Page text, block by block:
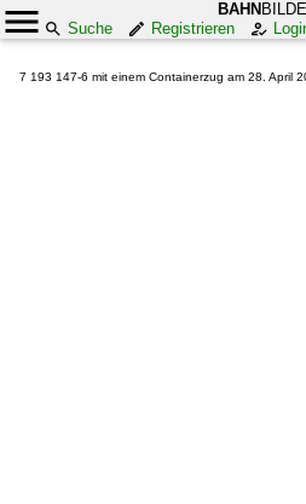
BAHN
Suche
Registrieren
7 193 147-6 mit einem Containerzug am 28. April